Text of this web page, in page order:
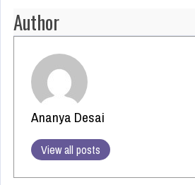
Author
Ananya Desai
View all posts